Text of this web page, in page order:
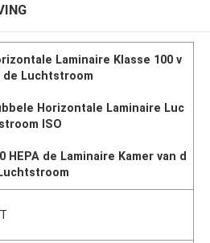
Laminaire Klasse 100 v
de Luchtstroom
Horizontale Laminaire Luc
ISO
HEPA de Laminaire Kamer van d